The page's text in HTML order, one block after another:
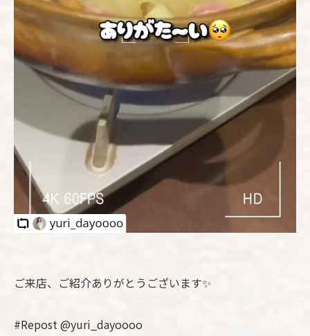
ご来店、ご紹介ありがとうございます✨️
#Repost @yuri_dayoooo